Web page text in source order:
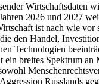
Wirtschaftsdaten
2026 und 2027
ist nach wie vor
den Handel,
Technologien
ein breites Spektrum an
Russlands